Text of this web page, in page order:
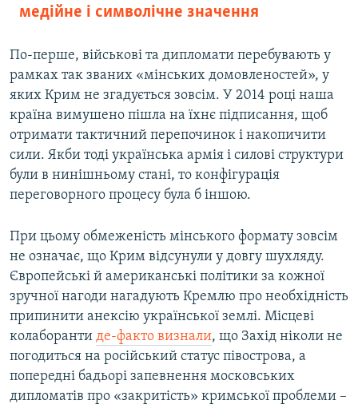
медійне і символічне значення
По-перше, військові та дипломати перебувають у
рамках так званих «мінських домовленостей», у
яких Крим не згадується зовсім. У 2014 році наша
країна вимушено пішла на їхнє підписання, щоб
отримати тактичний перепочинок і накопичити
сили. Якби тоді українська армія і силові структури
були в нинішньому стані, то конфігурація
переговорного процесу була б іншою.
При цьому обмеженість мінського формату зовсім
не означає, що Крим відсунули у довгу шухляду.
Європейські й американські політики за кожної
зручної нагоди нагадують Кремлю про необхідність
припинити анексію української землі. Місцеві
колаборанти де-факто визнали, що Захід ніколи не
погодиться на російський статус півострова, а
попередні бадьорі запевнення московських
дипломатів про «закритість» кримської проблеми –